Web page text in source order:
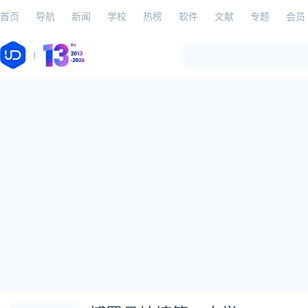
首页 导航 新闻 学校 热榜 软件 文献 专题 会员